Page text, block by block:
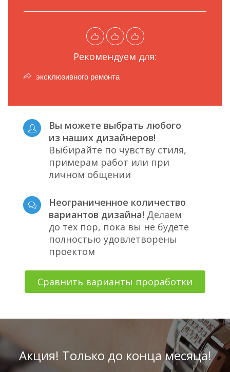
Рекомендуем для:
эксклюзивного ремонта
Вы можете выбрать любого
из наших дизайнеров!
Выбирайте по чувству стиля,
примерам работ или при
личном общении
Неограниченное количество
вариантов дизайна! Делаем
до тех пор, пока вы не будете
полностью удовлетворены
проектом
Сравнить варианты проработки
Акция! Только до конца месяца!